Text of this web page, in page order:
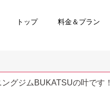
トップ 料金＆プラン
グジムBUKATSUの叶です！